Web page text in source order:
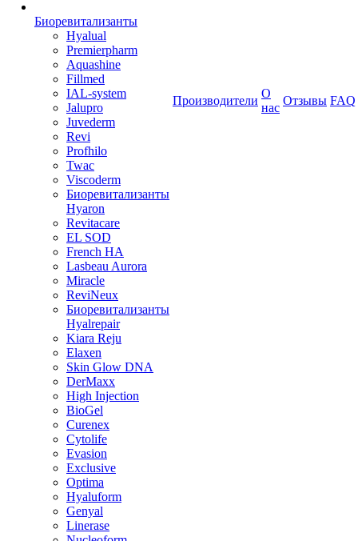
Биоревитализанты
Hyalual
Premierpharm
Aquashine
Fillmed
IAL-system
Jalupro
Juvederm
Revi
Profhilo
Twac
Viscoderm
Биоревитализанты
Hyaron
Revitacare
EL SOD
French HA
Lasbeau Aurora
Miracle
ReviNeux
Биоревитализанты
Hyalrepair
Kiara Reju
Elaxen
Skin Glow DNA
DerMaxx
High Injection
BioGel
Curenex
Cytolife
Evasion
Exclusive
Optima
Hyaluform
Genyal
Linerase
Производители
О
нас
Отзывы FAQ